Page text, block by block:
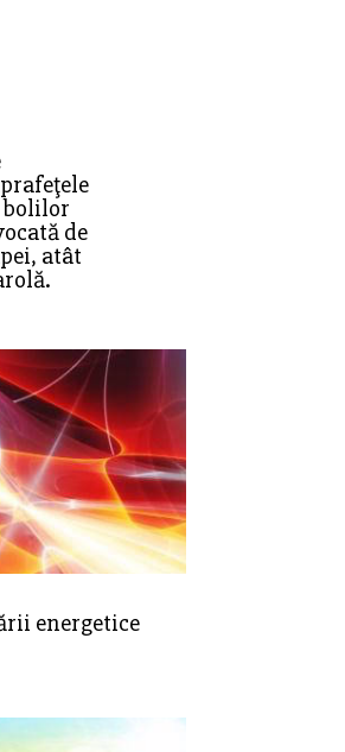
bolilor
de
atât
energetice